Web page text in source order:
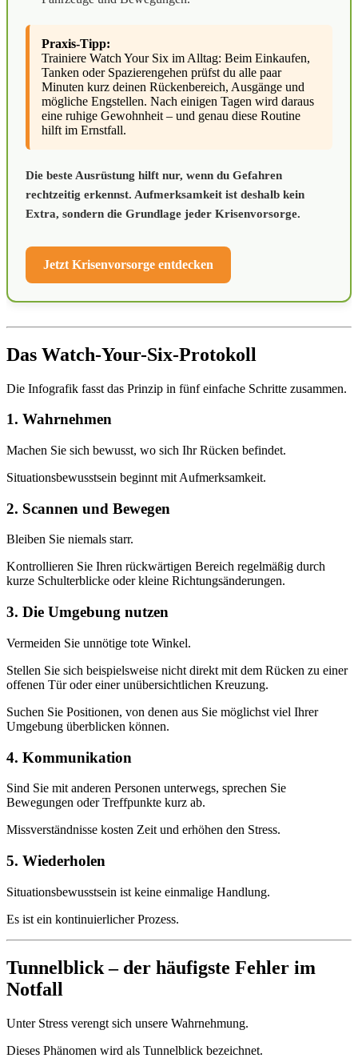
Praxis-Tipp:
Trainiere Watch Your Six im Alltag: Beim Einkaufen,
Tanken oder Spazierengehen prüfst du alle paar
Minuten kurz deinen Rückenbereich, Ausgänge und
mögliche Engstellen. Nach einigen Tagen wird daraus
eine ruhige Gewohnheit – und genau diese Routine
hilft im Ernstfall.
Die beste Ausrüstung hilft nur, wenn du Gefahren
rechtzeitig erkennst. Aufmerksamkeit ist deshalb kein
Extra, sondern die Grundlage jeder Krisenvorsorge.
Jetzt Krisenvorsorge entdecken
Das Watch-Your-Six-Protokoll
Die Infografik fasst das Prinzip in fünf einfache Schritte zusammen.
1. Wahrnehmen
Machen Sie sich bewusst, wo sich Ihr Rücken befindet.
Situationsbewusstsein beginnt mit Aufmerksamkeit.
2. Scannen und Bewegen
Bleiben Sie niemals starr.
Kontrollieren Sie Ihren rückwärtigen Bereich regelmäßig durch
kurze Schulterblicke oder kleine Richtungsänderungen.
3. Die Umgebung nutzen
Vermeiden Sie unnötige tote Winkel.
Stellen Sie sich beispielsweise nicht direkt mit dem Rücken zu einer
offenen Tür oder einer unübersichtlichen Kreuzung.
Suchen Sie Positionen, von denen aus Sie möglichst viel Ihrer
Umgebung überblicken können.
4. Kommunikation
Sind Sie mit anderen Personen unterwegs, sprechen Sie
Bewegungen oder Treffpunkte kurz ab.
Missverständnisse kosten Zeit und erhöhen den Stress.
5. Wiederholen
Situationsbewusstsein ist keine einmalige Handlung.
Es ist ein kontinuierlicher Prozess.
Tunnelblick – der häufigste Fehler im
Notfall
Unter Stress verengt sich unsere Wahrnehmung.
Dieses Phänomen wird als Tunnelblick bezeichnet.